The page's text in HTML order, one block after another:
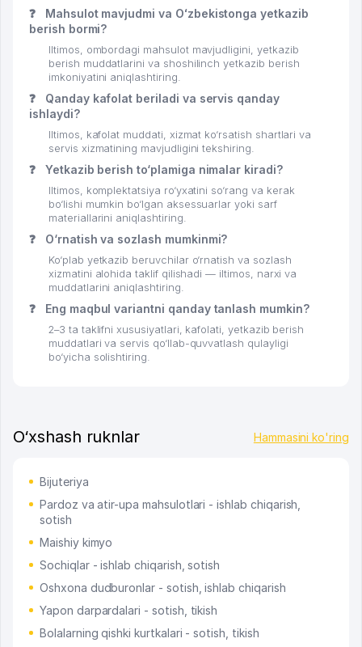
❓
Mahsulot mavjudmi va Oʻzbekistonga yetkazib
berish bormi?
Iltimos, ombordagi mahsulot mavjudligini, yetkazib
berish muddatlarini va shoshilinch yetkazib berish
imkoniyatini aniqlashtiring.
❓
Qanday kafolat beriladi va servis qanday
ishlaydi?
Iltimos, kafolat muddati, xizmat ko‘rsatish shartlari va
servis xizmatining mavjudligini tekshiring.
❓ Yetkazib berish to‘plamiga nimalar kiradi?
Iltimos, komplektatsiya ro‘yxatini so‘rang va kerak
bo‘lishi mumkin bo‘lgan aksessuarlar yoki sarf
materiallarini aniqlashtiring.
❓ O‘rnatish va sozlash mumkinmi?
Ko‘plab yetkazib beruvchilar o‘rnatish va sozlash
xizmatini alohida taklif qilishadi — iltimos, narxi va
muddatlarini aniqlashtiring.
❓ Eng maqbul variantni qanday tanlash mumkin?
2–3 ta taklifni xususiyatlari, kafolati, yetkazib berish
muddatlari va servis qo‘llab-quvvatlash qulayligi
bo‘yicha solishtiring.
O‘xshash ruknlar Hammasini ko'ring
Bijuteriya
Pardoz va atir-upa mahsulotlari - ishlab chiqarish,
sotish
Maishiy kimyo
Sochiqlar - ishlab chiqarish, sotish
Oshxona dudburonlar - sotish, ishlab chiqarish
Yapon darpardalari - sotish, tikish
Bolalarning qishki kurtkalari - sotish, tikish